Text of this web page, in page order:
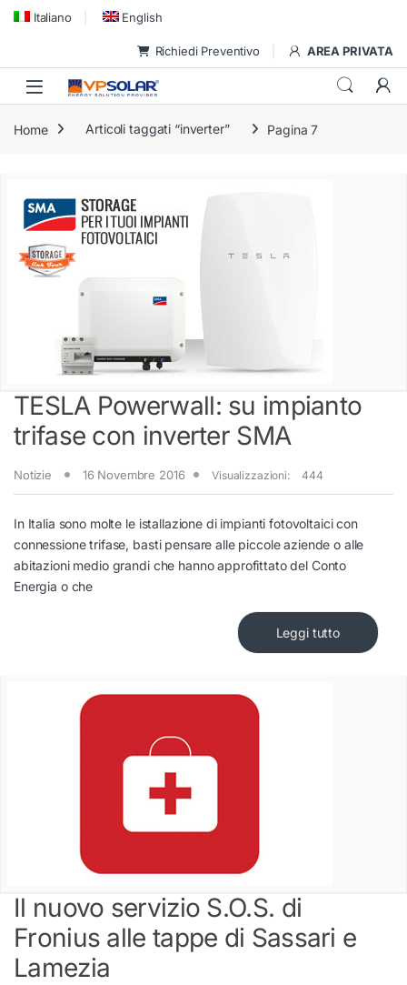
Skip to navigation
Skip to content
Italiano English
Richiedi Preventivo AREA PRIVATA
Home Articoli taggati “inverter” Pagina 7
TESLA Powerwall: su impianto
trifase con inverter SMA
Notizie 16 Novembre 2016 Visualizzazioni: 444
In Italia sono molte le istallazione di impianti fotovoltaici con
connessione trifase, basti pensare alle piccole aziende o alle
abitazioni medio grandi che hanno approfittato del Conto
Energia o che
Leggi tutto
Il nuovo servizio S.O.S. di
Fronius alle tappe di Sassari e
Lamezia